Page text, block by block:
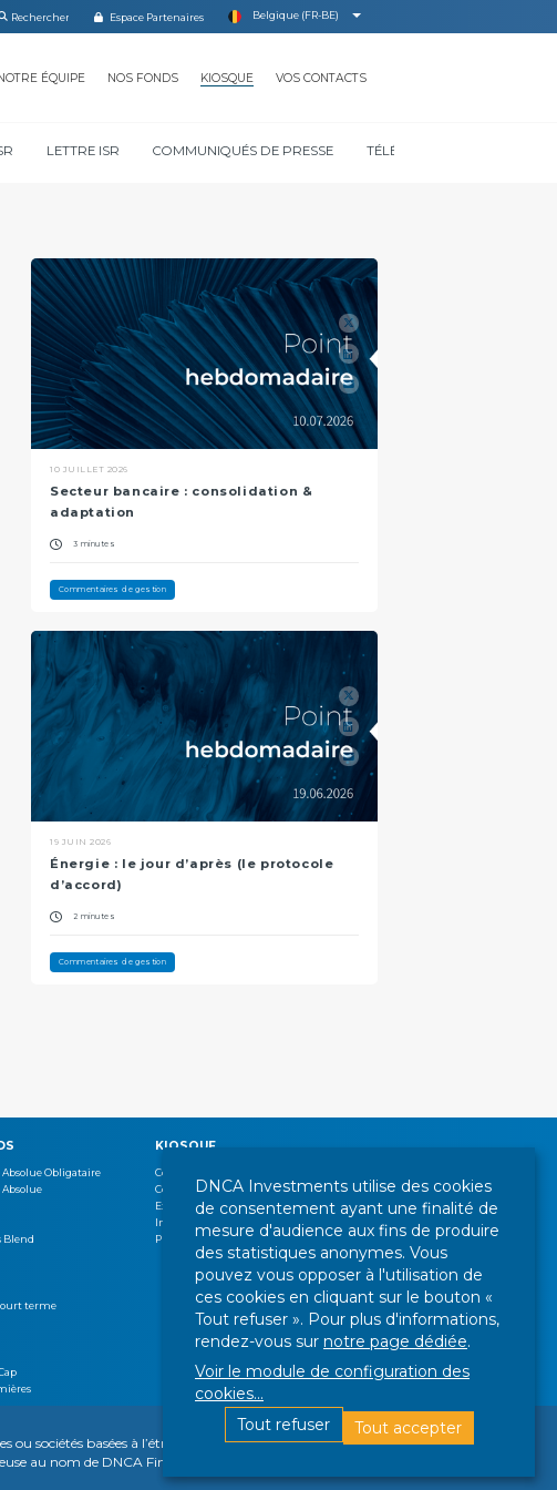
Espace Partenaires Belgique (FR-BE)
ÉQUIPE NOS FONDS KIOSQUE
LETTRE ISR COMMUNIQUÉS DE PRESSE TÉLÉCHARGER NOS
VOS CONTACTS
sociétés basées à l’étranger, parmi lesquelles une société se
au nom de DNCA Finance ou DNCA Investments dans les
En savoir plus
10 JUILLET 2026
Secteur bancaire : consolidation &
adaptation
3 minutes
Commentaires de gestion
19 JUIN 2026
Énergie : le jour d’après (le protocole
d’accord)
2 minutes
Commentaires de gestion
Obligataire
Blend
terme
KIOSQUE
Commentaires de gestion
Communiqués de presse
Expertises
Interview
Publications
DNCA Investments utilise des cookies
de consentement ayant une finalité de
mesure d'audience aux fins de produire
des statistiques anonymes. Vous
pouvez vous opposer à l'utilisation de
ces cookies en cliquant sur le bouton «
Tout refuser ». Pour plus d'informations,
rendez-vous sur notre page dédiée.
Voir le module de configuration des
cookies...
Tout refuser
Tout accepter